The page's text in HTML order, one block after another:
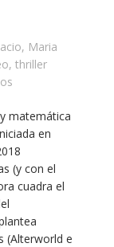
, Maria
, thriller
matemática
en
(y con el
cuadra el
(Alterworld e